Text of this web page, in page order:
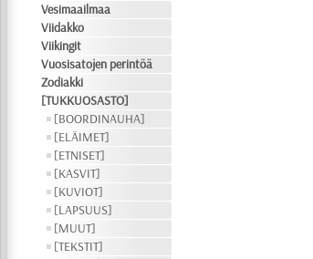
Vesimaailmaa
Viidakko
Viikingit
Vuosisatojen perintöä
Zodiakki
[TUKKUOSASTO]
[BOORDINAUHA]
[ELÄIMET]
[ETNISET]
[KASVIT]
[KUVIOT]
[LAPSUUS]
[MUUT]
[TEKSTIT]